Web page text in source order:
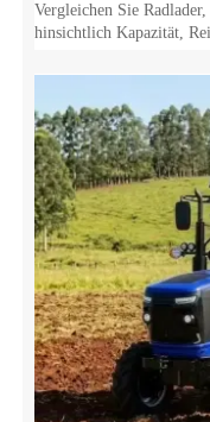
Vergleichen Sie
hinsichtlich Kapazität,